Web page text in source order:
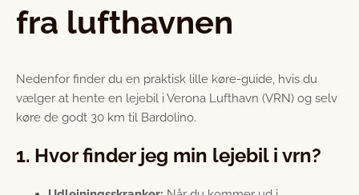
fra lufthavnen
Nedenfor finder du en praktisk lille køre-guide, hvis du
vælger at hente en lejebil i Verona Lufthavn (VRN) og selv
køre de godt 30 km til Bardolino.
1. Hvor finder jeg min lejebil i vrn?